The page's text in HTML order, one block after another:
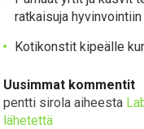
ratkaisuja hyvinvointiin
Kotikonstit kipeälle
Uusimmat kommentit
pentti sirola aiheesta
lähetettä